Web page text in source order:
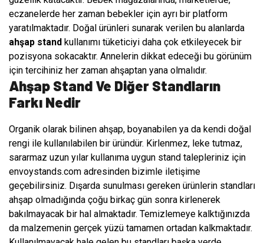
eczanelerde her zaman bebekler için ayrı bir platform
yaratılmaktadır. Doğal ürünleri sunarak verilen bu alanlarda
ahşap stand kullanımı tüketiciyi daha çok etkileyecek bir
pozisyona sokacaktır. Annelerin dikkat edeceği bu görünüm
için tercihiniz her zaman ahşaptan yana olmalıdır.
Ahşap Stand Ve Diğer Standların
Farkı Nedir
Organik olarak bilinen ahşap, boyanabilen ya da kendi doğal
rengi ile kullanılabilen bir üründür. Kirlenmez, leke tutmaz,
sararmaz uzun yılar kullanıma uygun stand talepleriniz için
envoystands.com adresinden bizimle iletişime
geçebilirsiniz. Dışarda sunulması gereken ürünlerin standları
ahşap olmadığında çoğu birkaç gün sonra kirlenerek
bakılmayacak bir hal almaktadır. Temizlemeye kalktığınızda
da malzemenin gerçek yüzü tamamen ortadan kalkmaktadır.